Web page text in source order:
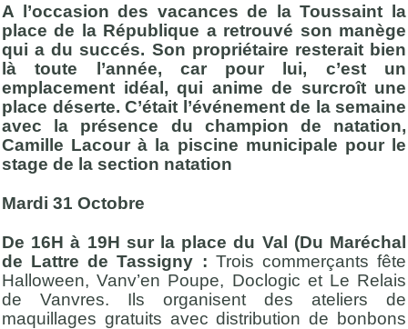
A l’occasion des vacances de la Toussaint la
place de la République a retrouvé son manège
qui a du succés. Son propriétaire resterait bien
là toute l’année, car pour lui, c’est un
emplacement idéal, qui anime de surcroît une
place déserte. C’était l’événement de la semaine
avec la présence du champion de natation,
Camille Lacour à la piscine municipale pour le
stage de la section natation
Mardi 31 Octobre
De 16H à 19H sur la place du Val (Du Maréchal
de Lattre de Tassigny : Trois commerçants fête
Halloween, Vanv’en Poupe, Doclogic et Le Relais
de Vanvres. Ils organisent des ateliers de
maquillages gratuits avec distribution de bonbons